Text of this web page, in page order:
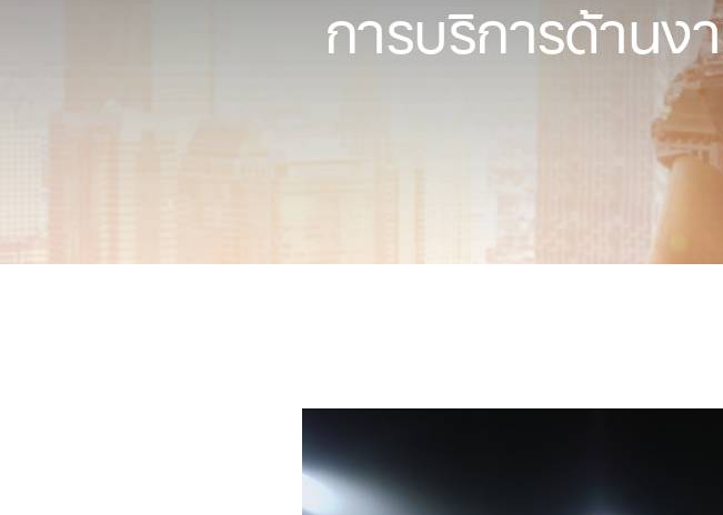
การบริการด้านง